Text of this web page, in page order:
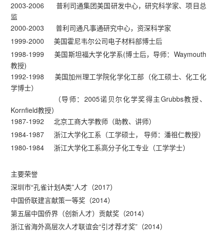
2003-2006 普利司通集团美国研发中心，研究科学家、项目总
监
2000-2003 普利司通凡事通研究中心，资深科学家
1999-2000 美国霍尼韦尔公司电子材料部博士后
1998-1999 美国斯坦福大学化学系(博士后，导师：Waymouth
教授)
1992-1998 美国加州理工学院化学化工部（化工硕士、化工化
学博士）
（导师：2005诺贝尔化学奖得主Grubbs教授、
Kornfield教授）
1987-1992 北京工商大学教师（助教、讲师）
1984-1987 浙江大学化工系（工学硕士， 导师：潘祖仁教授）
1980-1984 浙江大学化工系高分子化工专业（工学学士）
主要荣誉
深圳市“孔雀计划A类”人才（2017）
中国侨联建言献策一等奖（2014）
第五届中国侨界（创新人才）贡献奖（2014）
浙江省海外高层次人才联谊会“引才荐才奖”（2014）